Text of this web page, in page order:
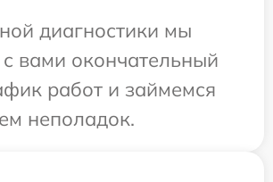
диагностики мы
вами окончательный
работ и займемся
неполадок.